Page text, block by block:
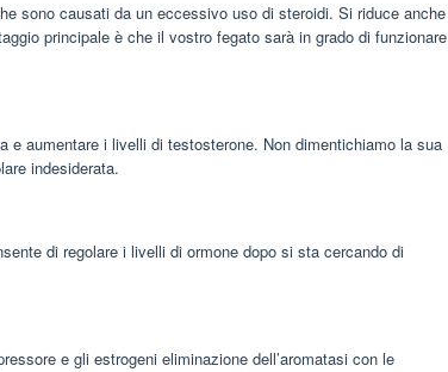
sono causati da un eccessivo uso di steroidi. Si riduce anche
principale è che il vostro fegato sarà in grado di funzionare
e aumentare i livelli di testosterone. Non dimentichiamo la sua
indesiderata.
di regolare i livelli di ormone dopo si sta cercando di
e gli estrogeni eliminazione dell’aromatasi con le